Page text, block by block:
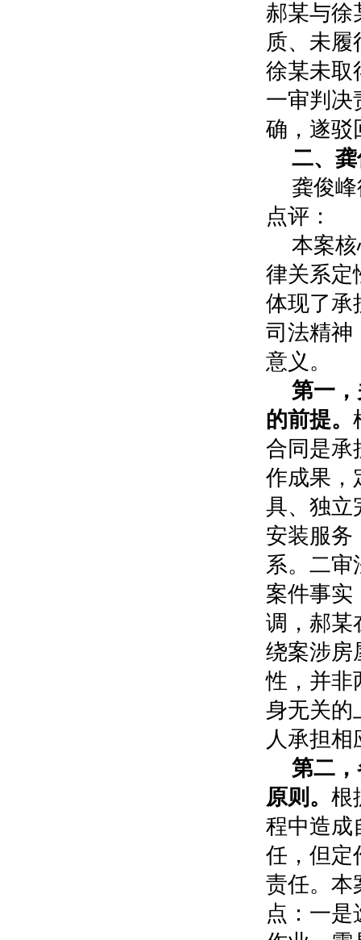
郝某与徐
质、未
徐某未取
一审判决
确，遂驳
二、
龚俊
点评：
本案
律关系定
体现了承
司法精神
意义。
第一
的前提。
合同是承
作成果，
具、独立
安装服务
系。二审
案件事实
调，郝某
绕案涉房
性，并非
身无关的
人承担相
第二
原则。 根
程中造成
任，但定
责任。本
点：一